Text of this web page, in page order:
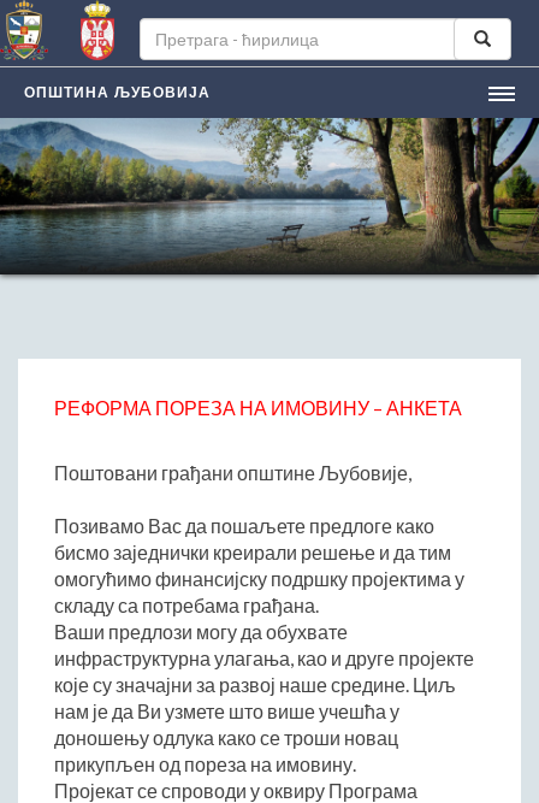
ОПШТИНА ЉУБОВИЈА
НАСЛОВНА
ЉУБОВИЈA
Лична карта града
Историјат
ЛОКАЛНА САМОУПРАВА
Председник општине
Скупштина општине
Општинска управа
Начелник Општинске управе
Састави Управних одбора и сталних радних тела
ПРИВРЕДА
Општи и просторни положај подручја општине
Развој и просторни размештај привреде
Пољопривреда
Шумарство
РЕФОРМА ПОРЕЗА НА ИМОВИНУ – АНКЕТА
Поштовани грађани општине Љубовије,
Позивамо Вас да пошаљете предлоге како
бисмо заједнички креирали решење и да тим
омогућимо финансијску подршку пројектима у
складу са потребама грађана.
Ваши предлози могу да обухвате
инфраструктурна улагања, као и друге пројекте
које су значајни за развој наше средине. Циљ
нам је да Ви узмете што више учешћа у
доношењу одлука како се троши новац
прикупљен од пореза на имовину.
Пројекат се спроводи у оквиру Програма